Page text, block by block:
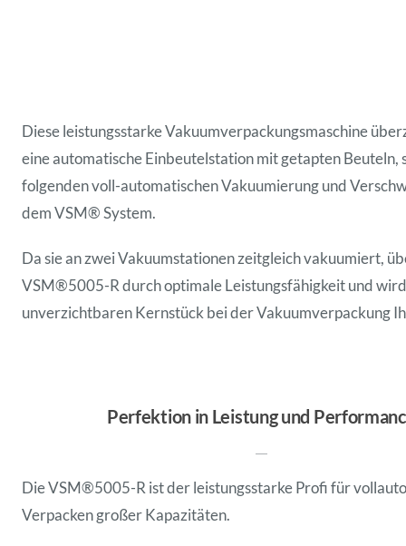
Diese leistungsstarke Vakuumverpackungsmaschine
eine automatische Einbeutelstation mit getapten Beuteln,
folgenden voll-automatischen Vakuumierung und
dem VSM® System.
Da sie an zwei Vakuumstationen zeitgleich vakuumiert,
VSM®5005-R durch optimale Leistungsfähigkeit und
unverzichtbaren Kernstück bei der Vakuumverpackung
Perfektion in Leistung und
Die VSM®5005-R ist der leistungsstarke Profi für
Verpacken großer Kapazitäten.